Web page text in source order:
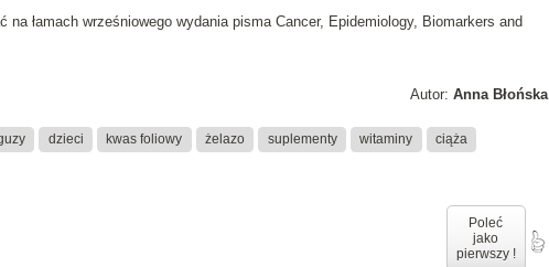
na łamach wrześniowego wydania pisma Cancer, Epidemiology, Biomarkers and
Autor: Anna Błońska
dzieci kwas foliowy żelazo suplementy witaminy ciąża
Poleć
jako
pierwszy !